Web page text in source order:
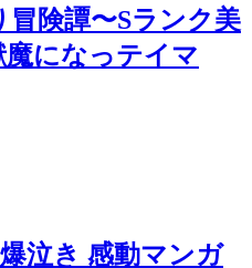
険譚〜Sランク美
になっテイマ
泣き 感動マンガ